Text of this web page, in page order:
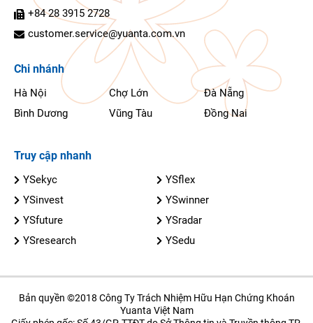
+84 28 3915 2728
customer.service@yuanta.com.vn
Chi nhánh
Hà Nội Chợ Lớn
Đà Nẵng
Bình Dương
Vũng Tàu Đồng Nai
Truy cập nhanh
YSekyc
YSflex
YSinvest
YSwinner
YSfuture
YSradar
YSresearch
YSedu
Bản quyền ©2018 Công Ty Trách Nhiệm Hữu Hạn Chứng Khoán
Yuanta Việt Nam